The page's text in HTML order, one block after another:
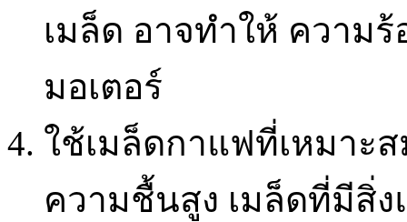
เมล็ด อาจทำให้ ความ
มอเตอร์
ใช้เมล็ดกาแฟที่เหมาะ
ความชื้นสูง เมล็ดที่มีสิ่